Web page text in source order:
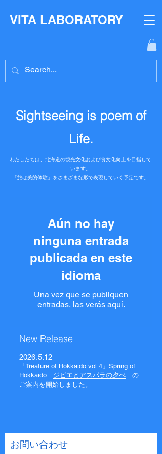
​VITA LABORATORY
Sightseeing is poem of
Life.
わたしたちは、北海道の観光文化および食文化向上を目指して
います。
​「旅は美的体験」をさまざまな形で表現していく予定です。
Aún no hay
ninguna entrada
publicada en este
idioma
Una vez que se publiquen
entradas, las verás aquí.
​New Release
2026.5.12
​「Treature of Hokkaido vol.4」Spring of
Hokkaido ジビエとアスパラの夕べ の
ご案内を開始しました。
​お問い合わせ